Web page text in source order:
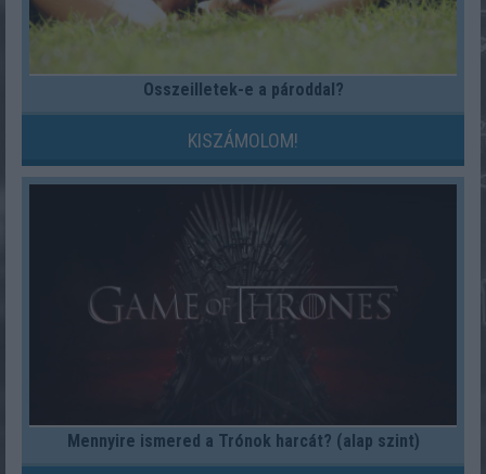
Összeilletek-e a pároddal?
KISZÁMOLOM!
Mennyire ismered a Trónok harcát? (alap szint)